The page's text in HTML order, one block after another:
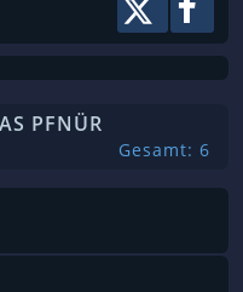
PFNÜR
Gesamt: 6